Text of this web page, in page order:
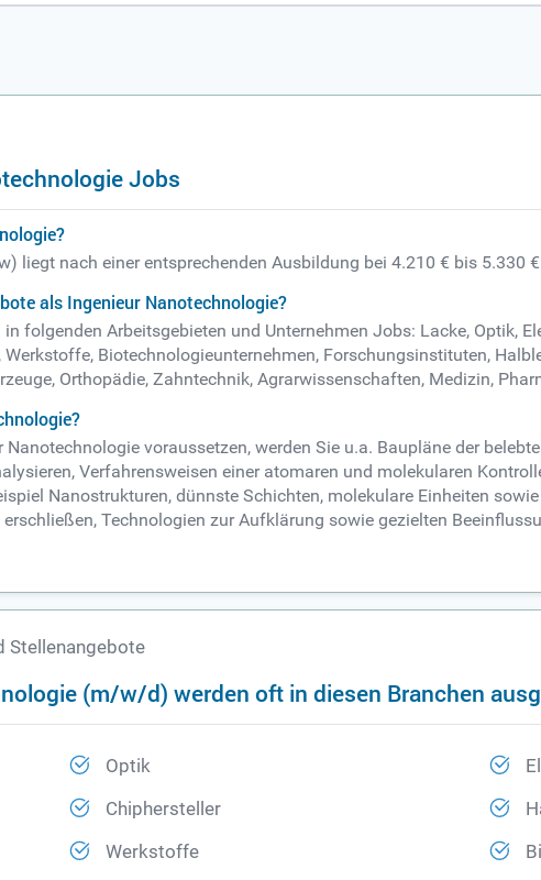
Jobs
liegt nach einer entsprechenden Ausbildung bei 4.210 € bis 5.330
als Ingenieur Nanotechnologie?
folgenden Arbeitsgebieten und Unternehmen Jobs: Lacke, Optik,
Biotechnologieunternehmen, Forschungsinstituten,
Orthopädie, Zahntechnik, Agrarwissenschaften, Medizin,
voraussetzen, werden Sie u.a. Baupläne der
Verfahrensweisen einer atomaren und molekularen
Nanostrukturen, dünnste Schichten, molekulare Einheiten
Technologien zur Aufklärung sowie gezielten
Stellenangebote
(m/w/d) werden oft in diesen Branchen
Optik
Chiphersteller
Werkstoffe